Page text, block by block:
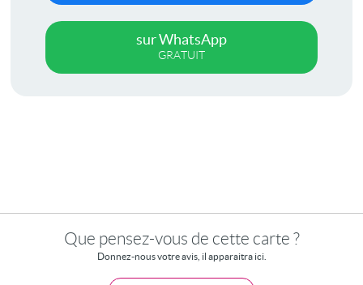
sur WhatsApp
GRATUIT
Que pensez-vous de cette carte ?
Donnez-nous votre avis, il apparaitra ici.